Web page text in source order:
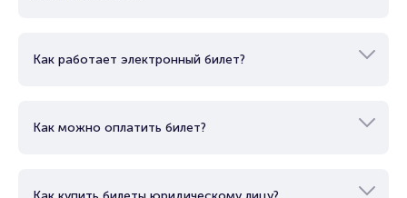
Как работает электронный билет?
Как можно оплатить билет?